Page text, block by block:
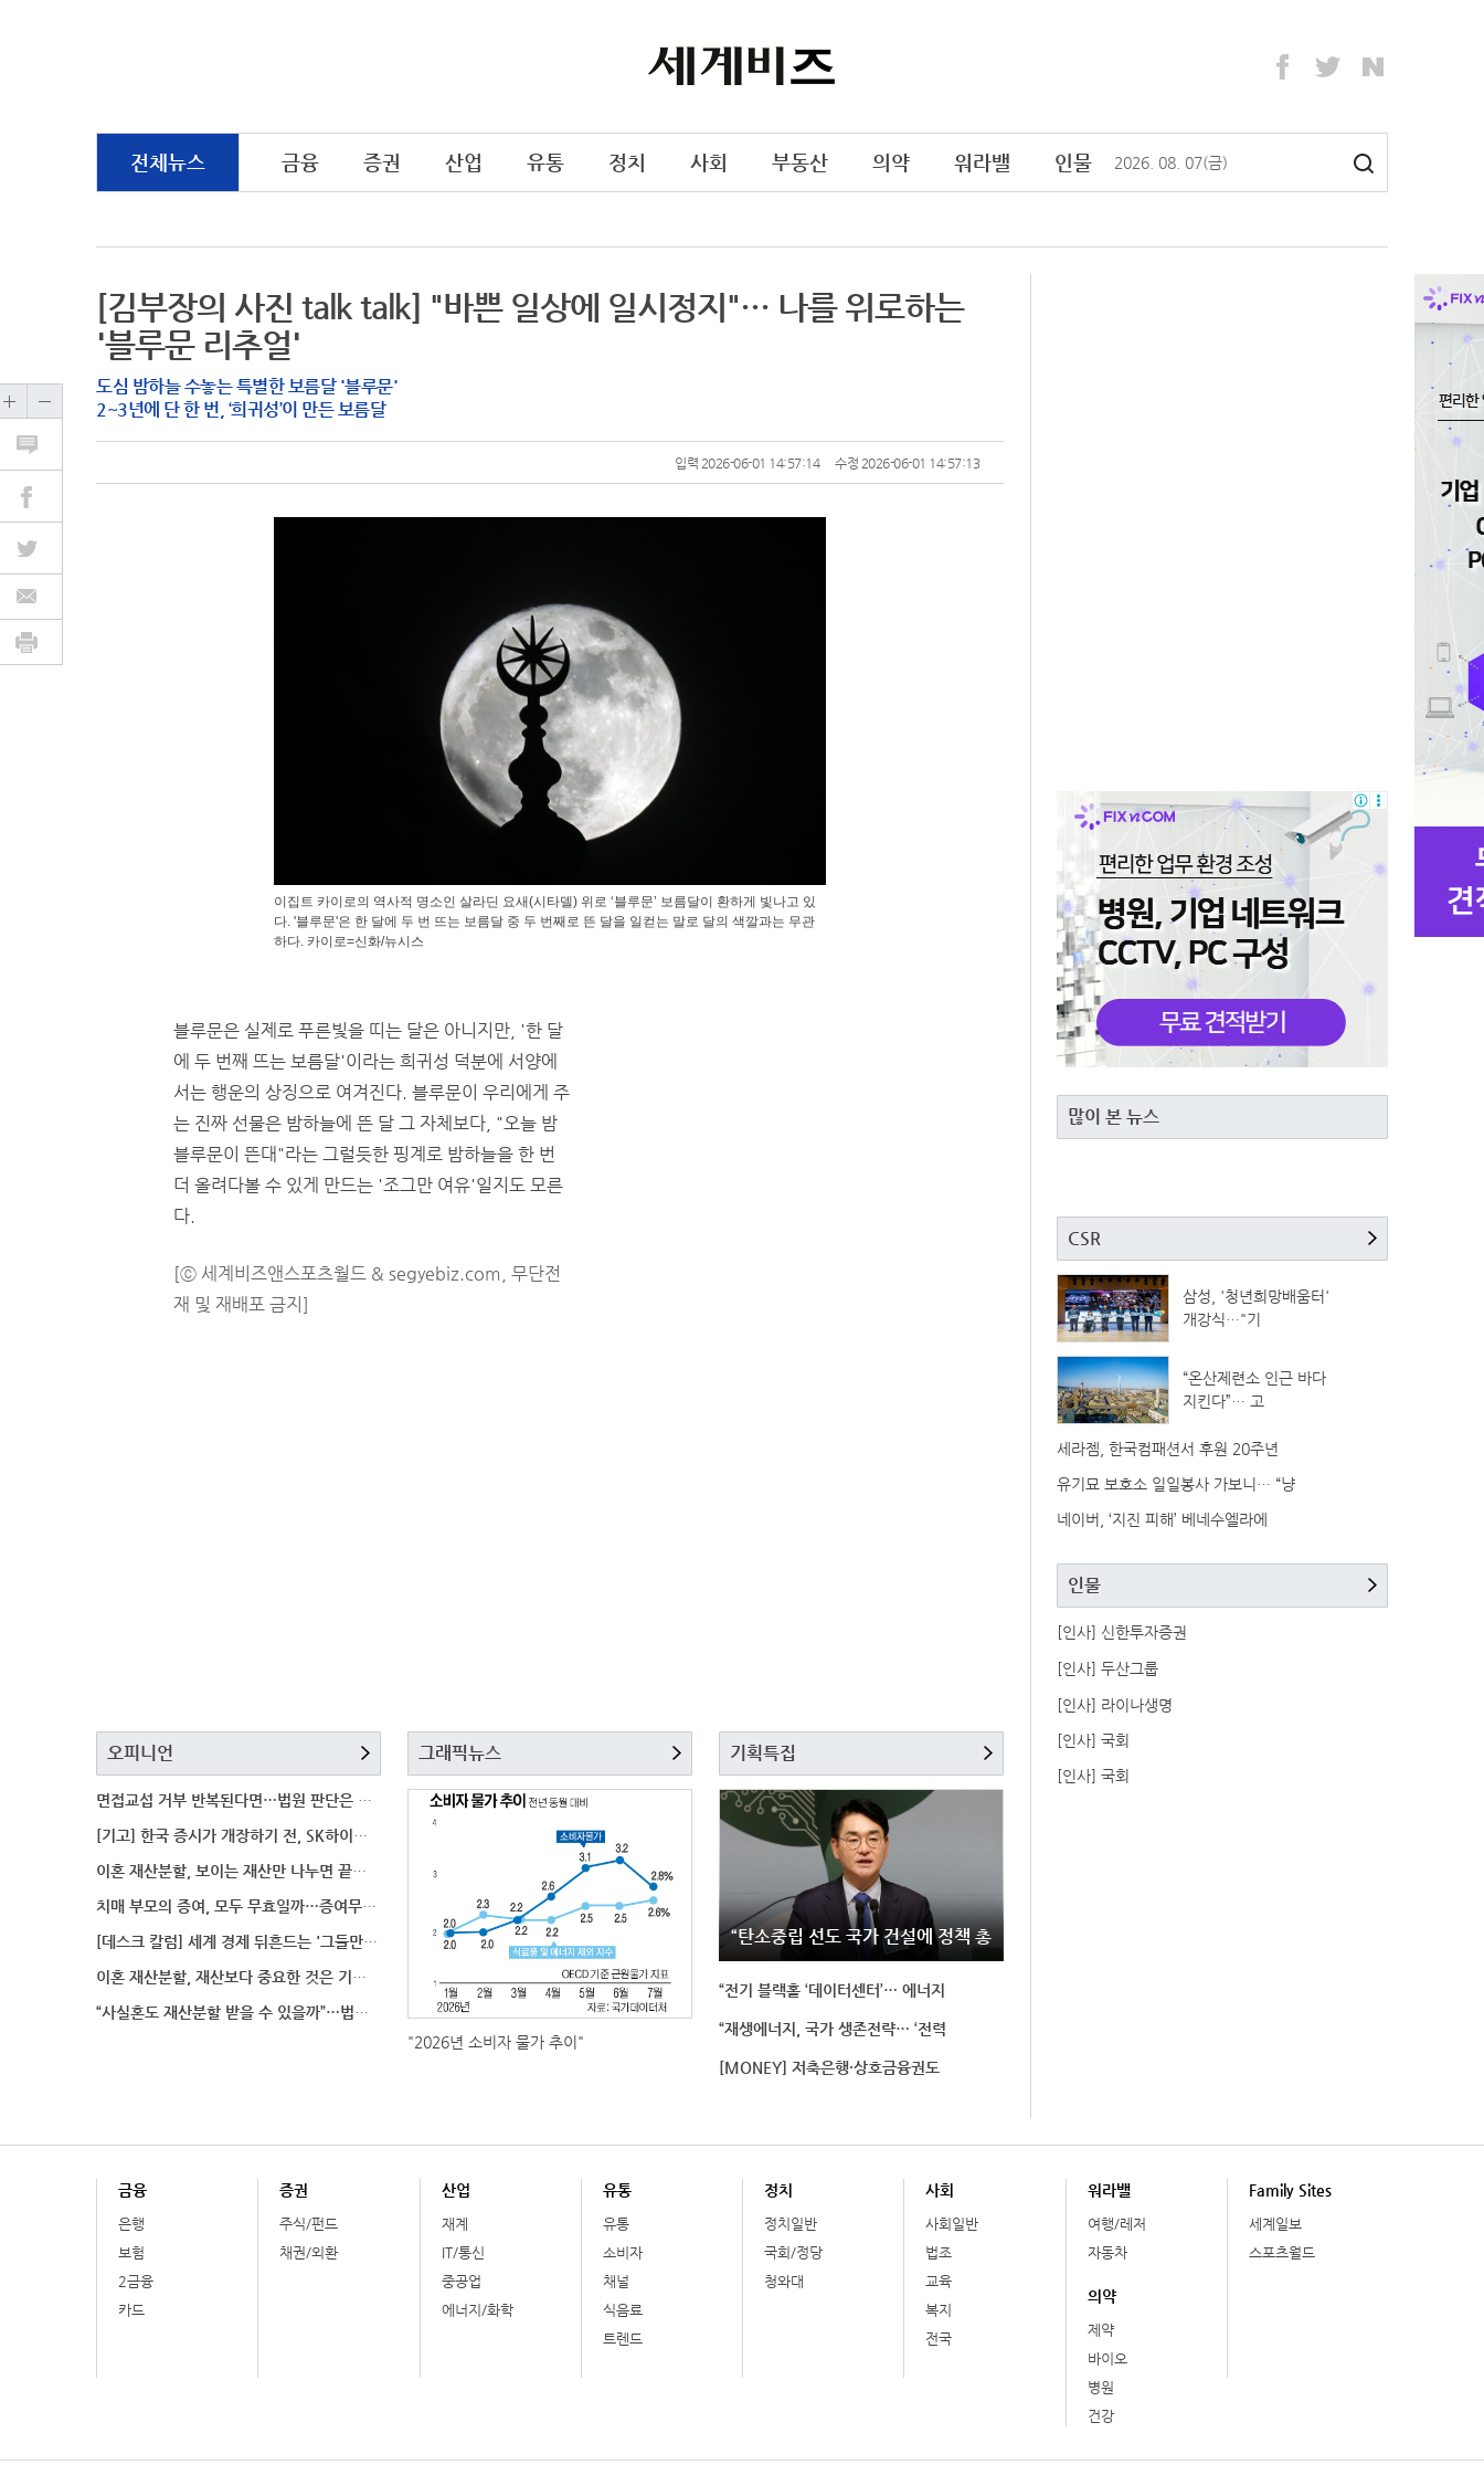
전체뉴스 금융 증권 산업 유통 정치 사회 부동산 의약 워라밸 인물 2026 08 07(금)
[김부장의 사진 talk talk] "바쁜 일상에 일시정지"… 나를 위로하는
'블루문 리추얼'
도심 밤하늘 수놓는 특별한 보름달 '블루문'
2~3년에 단 한 번, ‘희귀성’이 만든 보름달
입력 2026-06-01 14:57:14 수정 2026-06-01 14:57:13
이집트 카이로의 역사적 명소인 살라딘 요새(시타델) 위로 ‘블루문’ 보름달이 환하게 빛나고 있
다. '블루문'은 한 달에 두 번 뜨는 보름달 중 두 번째로 뜬 달을 일컫는 말로 달의 색깔과는 무관
하다. 카이로=신화/뉴시스
블루문은 실제로 푸른빛을 띠는 달은 아니지만, '한 달
에 두 번째 뜨는 보름달'이라는 희귀성 덕분에 서양에
서는 행운의 상징으로 여겨진다. 블루문이 우리에게 주
는 진짜 선물은 밤하늘에 뜬 달 그 자체보다, "오늘 밤
블루문이 뜬대"라는 그럴듯한 핑계로 밤하늘을 한 번
더 올려다볼 수 있게 만드는 '조그만 여유'일지도 모른
다.
[ⓒ 세계비즈앤스포츠월드 & segyebiz.com, 무단전
재 및 재배포 금지]
오피니언
면접교섭 거부 반복된다면…법원 판단은 달라질까
[기고] 한국 증시가 개장하기 전, SK하이닉스 가격은
이혼 재산분할, 보이는 재산만 나누면 끝일까…숨겨진 자
치매 부모의 증여, 모두 무효일까…증여무효 분쟁에서 법
[데스크 칼럼] 세계 경제 뒤흔드는 '그들만의 언어'
이혼 재산분할, 재산보다 중요한 것은 기여도 입증
“사실혼도 재산분할 받을 수 있을까”…법원이 살펴보는
그래픽뉴스
"2026년 소비자 물가 추이"
기획특집
“탄소중립 선도 국가 건설에 정책 총
“전기 블랙홀 ‘데이터센터’… 에너지
“재생에너지, 국가 생존전략… ‘전력
[MONEY] 저축은행·상호금융권도
많이 본 뉴스
CSR
삼성, '청년희망배움터'
개강식…"기
“온산제련소 인근 바다
지킨다”… 고
세라젬, 한국컴패션서 후원 20주년
유기묘 보호소 일일봉사 가보니… “냥
네이버, ‘지진 피해’ 베네수엘라에
인물
[인사] 신한투자증권
[인사] 두산그룹
[인사] 라이나생명
[인사] 국회
[인사] 국회
금융
은행
보험
2금융
카드
증권
주식/펀드
채권/외환
산업
재계
IT/통신
중공업
에너지/화학
유통
유통
소비자
채널
식음료
트렌드
정치
정치일반
국회/정당
청와대
사회
사회일반
법조
교육
복지
전국
워라밸
여행/레저
자동차
의약
제약
바이오
병원
건강
Family Sites
세계일보
스포츠월드